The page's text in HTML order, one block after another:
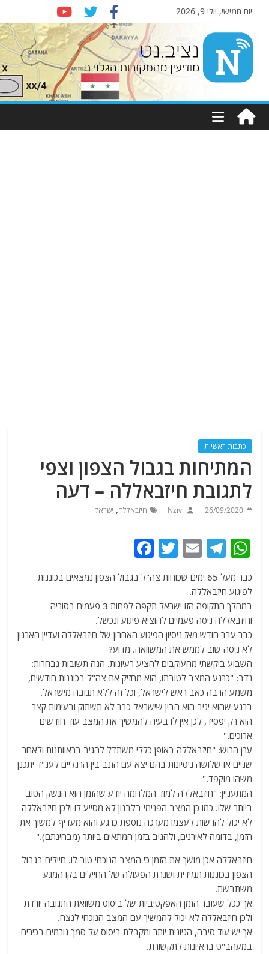
יום חמישי, יולי 9, 2026
Nziv.net
מודיעין
מהמקורות
כתבות ראשיות
המתיחות בגבול הצפון וצפי
לתגובת חיזבאללה – דעה
26/09/2020
Nziv חיזבאללה, ישראל
W
h
at
s
A
p
p
T
e
g
ra
m
E
ai
l
T
itt
er
c
e
b
o
o
k
כבר מעל 65 ימים שכוחות צה"ל בגבול הצפון נמצאים בכוננות
לפיגוע חיזבאללה.
במהלך התקופה הזו ישראל תקפה לפחות 3 פעמים בסוריה
וחיזבאללה ניסה פעמיים להוציא פיגוע ונכשל.
כבר עבר חודש מאז ניסיון הפיגוע האחרון של חיזבאללה ועדיין הארגון
לא ניסה שוב לממש את המשוואה. מדוע?
השבוע ביקשתי מהעוקבים להציע רעיונות. הנה תשובות נבחרות:
נדב: "כרגע המצב לטובתו, הוא מחזיק את צה"ל בכוננות חודשים,
משמע הרבה כאב ראש לישראל, וכל זה ללא תגובה מישראל.
ברגע שהוא יגיב הוא הבין שישראל כבר לא תשתוק ובעימות קצר
הוא רק יפסיד, לכן אין לו בעיה להמשיך את המצב עוד חודשים
ארוכים."
ערן הרוש: "חיזבאללה באופן כללי משתדל להגיב בראוותנות ולאחר
שניים או שלושה ניסיונות בהם יצא עם הזנב בין הרגליים לענ"ד יתכנן
משהו מוקפד."
המתעניין: "חיזבאללה למוד המלחמה יודע שהזמן הוא הנשק הטוב
ביותר שלו. כמו כן המצב הפנימי בלבנון לא מסייע לו ולכן חיזבאללה
לא יכול להרשות לעצמו מערכה נוספת כרגע והוא מעדיף למשוך את
הזמן, בדומה לאירנים, ולהגיב בזמן המתאים ביותר (מבחינתם)."
חיזבאללה אכן מושך את הזמן כי המצב הנוכחי טוב לו. חיילים בגבול
הצפון בכוננות תמידית ושגרת הפעולה של החיילים בקו המגע
משתבשת.
אך ככל שעובר הזמן האפקטיביות של ביסוס משוואת התגובה יורדת
ולכן חיזבאללה לא יכול להמשיך עם המצב הנוכחי לנצח.
אך יש עוד סיבה, הגיונית יותר ומקבלת ביסוס על סמך גורמים בכירים
במעהב"ט בראיונות לתקשורת.